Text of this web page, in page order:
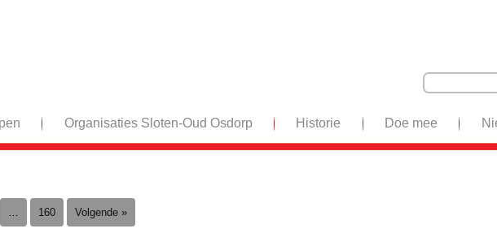
Organisaties Sloten-Oud Osdorp Historie Doe mee
… 160 Volgende »